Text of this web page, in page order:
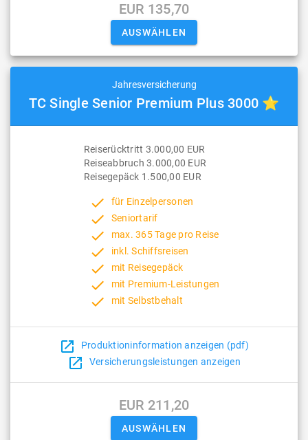
EUR 135,70
Jahresversicherung
TC Single Senior Premium Plus 3000 ⭐
Reiserücktritt 3.000,00 EUR
Reiseabbruch 3.000,00 EUR
Reisegepäck 1.500,00 EUR
done für Einzelpersonen
done Seniortarif
done max. 365 Tage pro Reise
done inkl. Schiffsreisen
done mit Reisegepäck
done mit Premium-Leistungen
done mit Selbstbehalt
open_in_new Produktioninformation anzeigen (pdf)
open_in_new Versicherungsleistungen anzeigen
EUR 211,20